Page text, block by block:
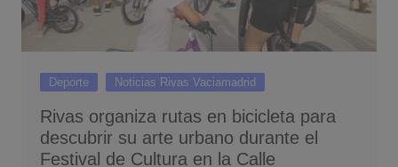
Deporte Noticias Rivas Vaciamadrid
Rivas organiza rutas en bicicleta para
descubrir su arte urbano durante el
Festival de Cultura en la Calle